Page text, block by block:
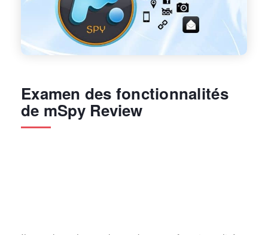
Examen des fonctionnalités
de mSpy Review